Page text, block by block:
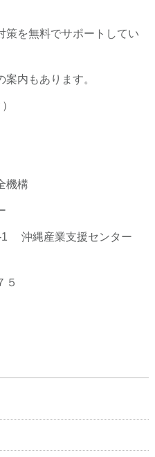
策を無料でサポートしてい
内もあります。
機構
1 沖縄産業支援センター
５